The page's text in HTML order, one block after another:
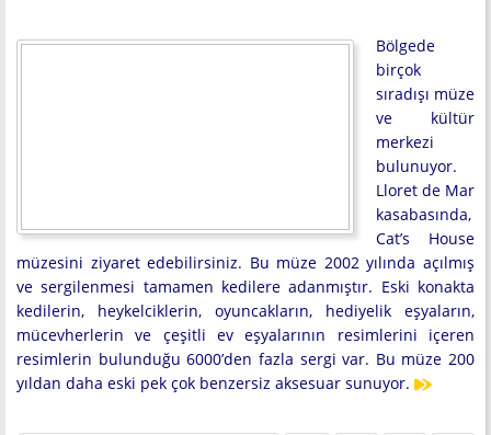
Bölgede
birçok
sıradışı müze
ve kültür
merkezi
bulunuyor.
Lloret de Mar
kasabasında,
Cat’s House
müzesini ziyaret edebilirsiniz. Bu müze 2002 yılında açılmış
ve sergilenmesi tamamen kedilere adanmıştır. Eski konakta
kedilerin, heykelciklerin, oyuncakların, hediyelik eşyaların,
mücevherlerin ve çeşitli ev eşyalarının resimlerini içeren
resimlerin bulunduğu 6000’den fazla sergi var. Bu müze 200
yıldan daha eski pek çok benzersiz aksesuar sunuyor.